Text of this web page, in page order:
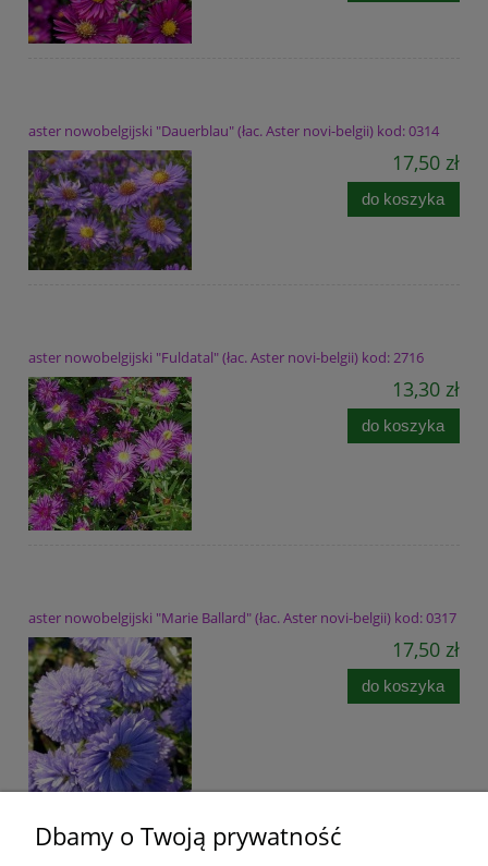
aster nowobelgijski "Dauerblau" (łac. Aster novi-belgii) kod: 0314
17,50 zł
do koszyka
aster nowobelgijski "Fuldatal" (łac. Aster novi-belgii) kod: 2716
13,30 zł
do koszyka
aster nowobelgijski "Marie Ballard" (łac. Aster novi-belgii) kod: 0317
17,50 zł
do koszyka
Dbamy o Twoją prywatność